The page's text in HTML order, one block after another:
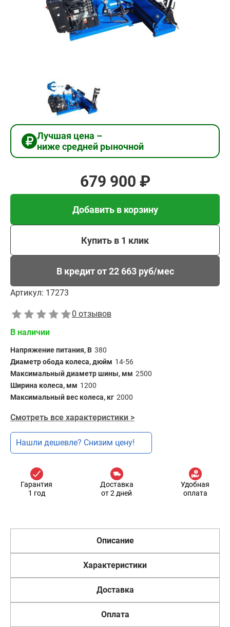
Лучшая цена –
ниже средней рыночной
679 900 ₽
Добавить в корзину
Купить в 1 клик
В кредит от 22 663 руб/мес
Артикул: 17273
0 отзывов
В наличии
Напряжение питания, В 380
Диаметр обода колеса, дюйм 14-56
Максимальный диаметр шины, мм 2500
Ширина колеса, мм 1200
Максимальный вес колеса, кг 2000
Смотреть все характеристики >
Нашли дешевле? Снизим цену!
Гарантия
1 год
Доставка
от 2 дней
Удобная
оплата
Описание
Характеристики
Доставка
Оплата
Добавить в корзину
Купить в 1 клик
В кредит от 22 663 руб/